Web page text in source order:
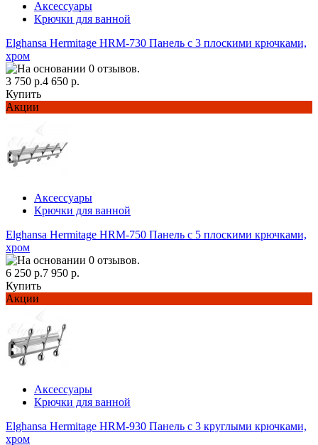
Аксессуары
Крючки для ванной
Elghansa Hermitage HRM-730 Панель с 3 плоскими крючками,
хром
3 750 р.4 650 р.
Купить
Акции
Аксессуары
Крючки для ванной
Elghansa Hermitage HRM-750 Панель с 5 плоскими крючками,
хром
6 250 р.7 950 р.
Купить
Акции
Аксессуары
Крючки для ванной
Elghansa Hermitage HRM-930 Панель с 3 круглыми крючками,
хром